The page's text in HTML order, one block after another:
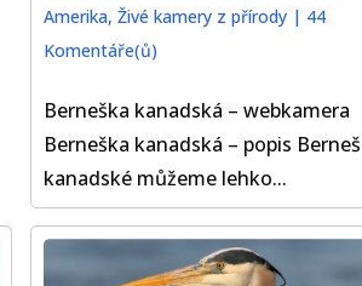
Amerika, Živé kamery z přírody| 44
Komentáře(ů)
Berneška kanadská – webkamera
Berneška kanadská – popis
kanadské můžeme lehko...